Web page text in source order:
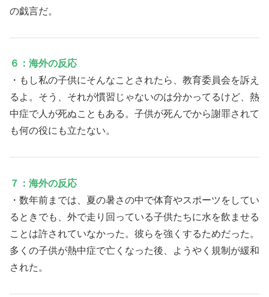
の戯言だ。
６：海外の反応
・もし私の子供にそんなことされたら、教育委員会を訴え
るよ。そう、それが慣習じゃないのは分かってるけど、熱
中症で人が死ぬこともある。子供が死んでから謝罪されて
も何の役にも立たない。
７：海外の反応
・数年前までは、夏の暑さの中で体育やスポーツをしてい
るときでも、外で走り回っている子供たちに水を飲ませる
ことは許されていなかった。彼らを強くするためだった。
多くの子供が熱中症で亡くなった後、ようやく規制が緩和
された。